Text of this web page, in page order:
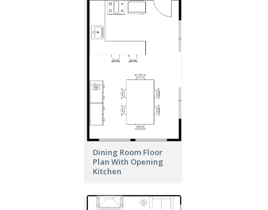
Dining Room Floor
Plan With Opening
Kitchen